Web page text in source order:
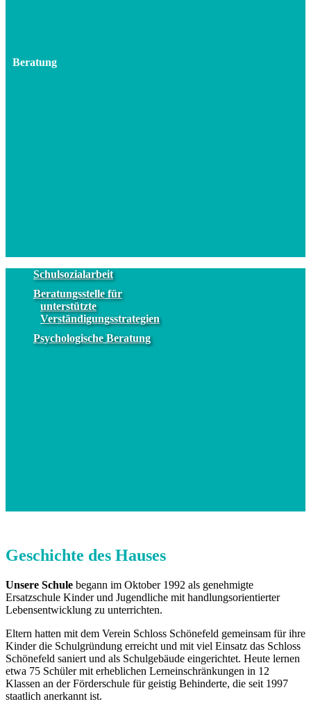
Beratung
Schulsozialarbeit
Beratungsstelle für
unterstützte
Verständigungsstrategien
Psychologische Beratung
Geschichte des Hauses
Unsere Schule begann im Oktober 1992 als genehmigte
Ersatzschule Kinder und Jugendliche mit handlungsorientierter
Lebensentwicklung zu unterrichten.
Eltern hatten mit dem Verein Schloss Schönefeld gemeinsam für ihre
Kinder die Schulgründung erreicht und mit viel Einsatz das Schloss
Schönefeld saniert und als Schulgebäude eingerichtet. Heute lernen
etwa 75 Schüler mit erheblichen Lerneinschränkungen in 12
Klassen an der Förderschule für geistig Behinderte, die seit 1997
staatlich anerkannt ist.